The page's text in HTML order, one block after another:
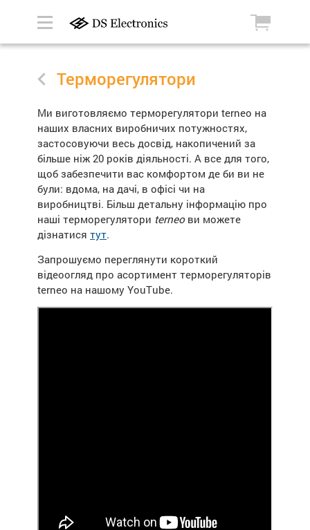
Терморегулятори
Ми виготовляємо терморегулятори terneo на
наших власних виробничих потужностях,
застосовуючи весь досвід, накопичений за
більше ніж 20 років діяльності. А все для того,
щоб забезпечити вас комфортом де би ви не
були: вдома, на дачі, в офісі чи на
виробництві. Більш детальну інформацію про
наші терморегулятори terneoви можете
дізнатися тут.
Запрошуємо переглянути короткий
відеоогляд про асортимент терморегуляторів
terneo на нашому YouTube.